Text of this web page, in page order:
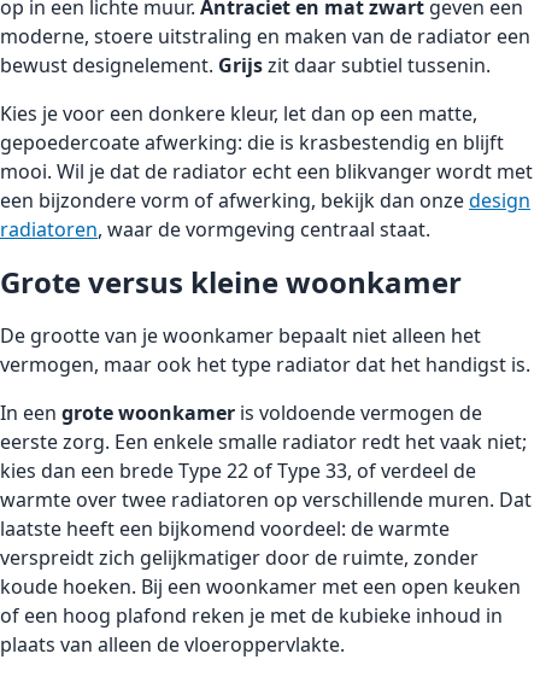
op in een lichte muur. Antraciet en mat zwart geven een
moderne, stoere uitstraling en maken van de radiator een
bewust designelement. Grijszit daar subtiel tussenin.
Kies je voor een donkere kleur, let dan op een matte,
gepoedercoate afwerking: die is krasbestendig en blijft
mooi. Wil je dat de radiator echt een blikvanger wordt met
een bijzondere vorm of afwerking, bekijk dan onzedesign
radiatoren, waar de vormgeving centraal staat.
Grote versus kleine woonkamer
De grootte van je woonkamer bepaalt niet alleen het
vermogen, maar ook het type radiator dat het handigst is.
In een grote woonkamer is voldoende vermogen de
eerste zorg. Een enkele smalle radiator redt het vaak niet;
kies dan een brede Type 22 of Type 33, of verdeel de
warmte over twee radiatoren op verschillende muren. Dat
laatste heeft een bijkomend voordeel: de warmte
verspreidt zich gelijkmatiger door de ruimte, zonder
koude hoeken. Bij een woonkamer met een open keuken
of een hoog plafond reken je met de kubieke inhoud in
plaats van alleen de vloeroppervlakte.